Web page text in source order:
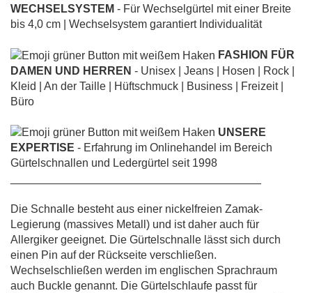
WECHSELSYSTEM - Für Wechselgürtel mit einer Breite
bis 4,0 cm | Wechselsystem garantiert Individualität
FASHION FÜR
DAMEN UND HERREN - Unisex | Jeans | Hosen | Rock |
Kleid | An der Taille | Hüftschmuck | Business | Freizeit |
Büro
UNSERE
EXPERTISE - Erfahrung im Onlinehandel im Bereich
Gürtelschnallen und Ledergürtel seit 1998
Die Schnalle besteht aus einer nickelfreien Zamak-
Legierung (massives Metall) und ist daher auch für
Allergiker geeignet. Die Gürtelschnalle lässt sich durch
einen Pin auf der Rückseite verschließen.
Wechselschließen werden im englischen Sprachraum
auch Buckle genannt. Die Gürtelschlaufe passt für